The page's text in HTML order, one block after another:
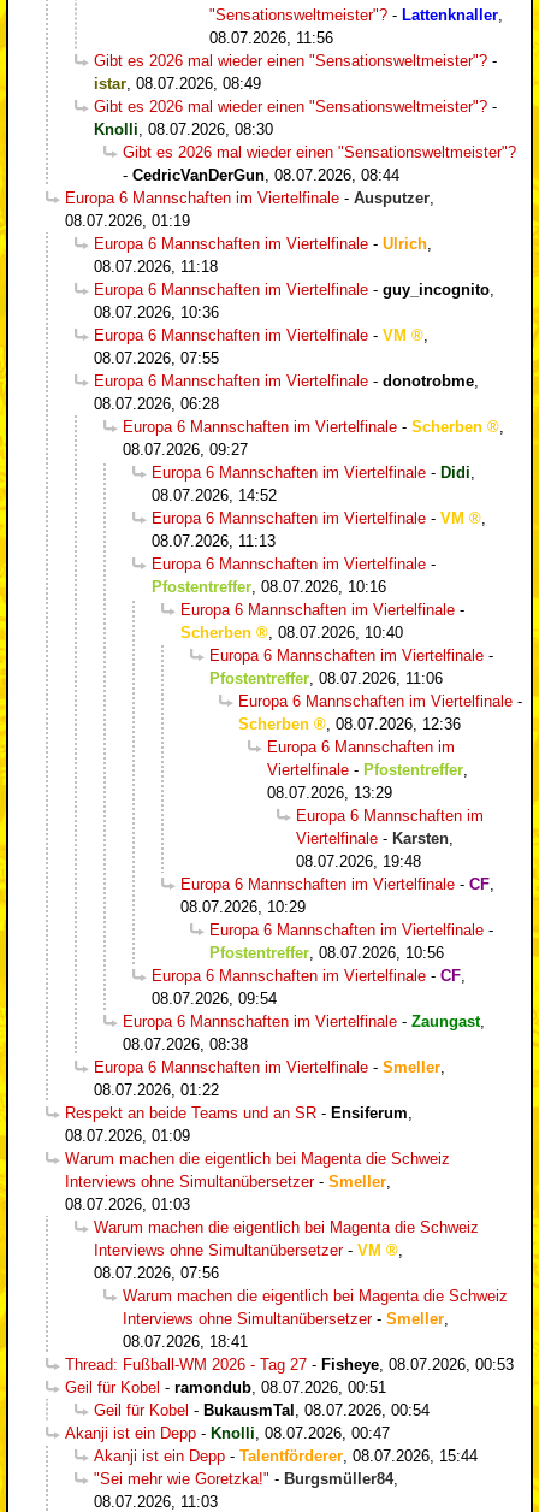
"Sensationsweltmeister"? - Lattenknaller
08.07.2026, 11:56
Gibt es 2026 mal wieder einen "Sensationsweltmeister"? -
istar 08.07.2026, 08:49
Gibt es 2026 mal wieder einen "Sensationsweltmeister"? -
Knolli 08.07.2026, 08:30
Gibt es 2026 mal wieder einen "Sensationsweltmeister"?
- CedricVanDerGun 08.07.2026, 08:44
Europa 6 Mannschaften im Viertelfinale - Ausputzer
08.07.2026, 01:19
Europa 6 Mannschaften im Viertelfinale - Ulrich
08.07.2026, 11:18
Europa 6 Mannschaften im Viertelfinale - guy_incognito
08.07.2026, 10:36
Europa 6 Mannschaften im Viertelfinale - VM
08.07.2026, 07:55
Europa 6 Mannschaften im Viertelfinale - donotrobme
08.07.2026, 06:28
Europa 6 Mannschaften im Viertelfinale - Scherben
08.07.2026, 09:27
Europa 6 Mannschaften im Viertelfinale - Didi
08.07.2026, 14:52
Europa 6 Mannschaften im Viertelfinale - VM
08.07.2026, 11:13
Europa 6 Mannschaften im Viertelfinale -
Pfostentreffer 08.07.2026, 10:16
Europa 6 Mannschaften im Viertelfinale -
Scherben
08.07.2026, 10:40
Europa 6 Mannschaften im Viertelfinale -
Pfostentreffer 08.07.2026, 11:06
Europa 6 Mannschaften im Viertelfinale -
Scherben
08.07.2026, 12:36
Europa 6 Mannschaften im
Viertelfinale - Pfostentreffer
08.07.2026, 13:29
Europa 6 Mannschaften im
Viertelfinale - Karsten
08.07.2026, 19:48
Europa 6 Mannschaften im Viertelfinale - CF
08.07.2026, 10:29
Europa 6 Mannschaften im Viertelfinale -
Pfostentreffer 08.07.2026, 10:56
Europa 6 Mannschaften im Viertelfinale - CF
08.07.2026, 09:54
Europa 6 Mannschaften im Viertelfinale - Zaungast,
08.07.2026, 08:38
Europa 6 Mannschaften im Viertelfinale - Smeller
08.07.2026, 01:22
Respekt an beide Teams und an SR - Ensiferum
08.07.2026, 01:09
Warum machen die eigentlich bei Magenta die Schweiz
Interviews ohne Simultanübersetzer- Smeller
08.07.2026, 01:03
Warum machen die eigentlich bei Magenta die Schweiz
Interviews ohne Simultanübersetzer- VM
08.07.2026, 07:56
Warum machen die eigentlich bei Magenta die Schweiz
Interviews ohne Simultanübersetzer- Smeller
08.07.2026, 18:41
Thread: Fußball-WM 2026 - Tag 27 - Fisheye 08.07.2026, 00:53
Geil für Kobel - ramondub 08.07.2026, 00:51
Geil für Kobel - BukausmTal
08.07.2026, 00:54
Akanji ist ein Depp - Knolli 08.07.2026, 00:47
Akanji ist ein Depp - Talentförderer 08.07.2026, 15:44
"Sei mehr wie Goretzka!" - Burgsmüller84,
08.07.2026, 11:03